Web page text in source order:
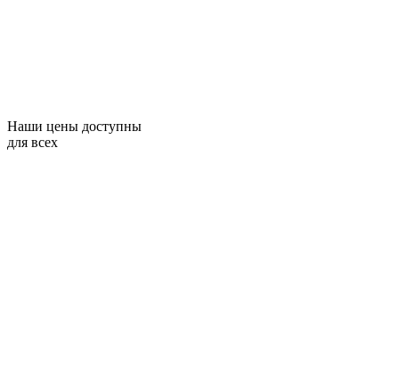
Наши цены доступны
для всех